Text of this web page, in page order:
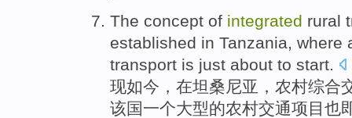
The concept of integrated rural
established in Tanzania, where
transport is just about to start.
现如今， 在坦桑尼亚 ， 农村综合
该国一个大型的农村交通项目也